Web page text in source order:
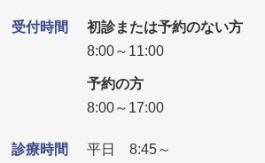
受付時間
初診または予約のない方
8:00～11:00
予約の方
8:00～17:00
診療時間 平日 8:45～